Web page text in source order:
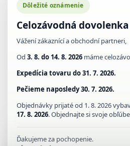
Dôležité oznámenie
Celozávodná dovolenka
Vážení zákaznící a obchodní partneri,
Od 3. 8. do 14. 8. 2026 máme
Expedícia tovaru do31. 7. 2026.
Pečieme naposledy30. 7. 2026.
Objednávky prijaté od 1. 8. 2026
17. 8. 2026. Objednajte si svoje
Ďakujeme za pochopenie.